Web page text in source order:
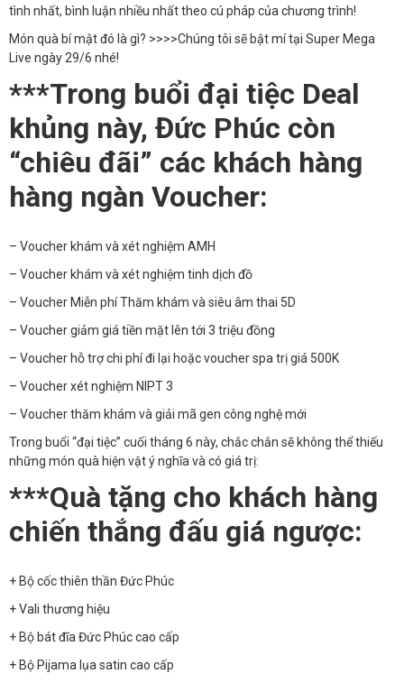
tình nhất, bình luận nhiều nhất theo cú pháp của chương trình!
Món quà bí mật đó là gì? >>>>Chúng tôi sẽ bật mí tại Super Mega
Live ngày 29/6 nhé!
️***Trong buổi đại tiệc Deal
khủng này, Đức Phúc còn
“chiêu đãi” các khách hàng
hàng ngàn Voucher:
– Voucher khám và xét nghiệm AMH
– Voucher khám và xét nghiệm tinh dịch đồ
– Voucher Miễn phí Thăm khám và siêu âm thai 5D
– Voucher giảm giá tiền mặt lên tới 3 triệu đồng
– Voucher hỗ trợ chi phí đi lại hoặc voucher spa trị giá 500K
– Voucher xét nghiệm NIPT 3
– Voucher thăm khám và giải mã gen công nghệ mới
Trong buổi “đại tiệc” cuối tháng 6 này, chắc chắn sẽ không thể thiếu
những món quà hiện vật ý nghĩa và có giá trị:
***Quà tặng cho khách hàng
chiến thắng đấu giá ngược:
+ Bộ cốc thiên thần Đức Phúc
+ Vali thương hiệu
+ Bộ bát đĩa Đức Phúc cao cấp
+ Bộ Pijama lụa satin cao cấp